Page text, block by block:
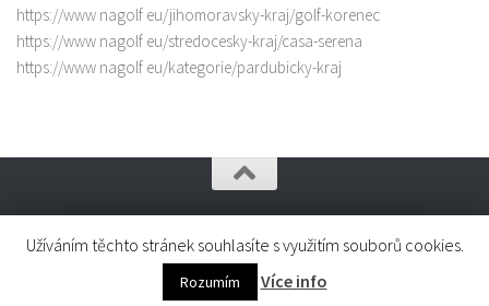
https://www nagolf eu/jihomoravsky-kraj/golf-korenec
https://www nagolf eu/stredocesky-kraj/casa-serena
https://www nagolf eu/kategorie/pardubicky-kraj
Reserved.
Užíváním těchto stránek souhlasíte s využitím souborů cookies.
Rozumím Více info